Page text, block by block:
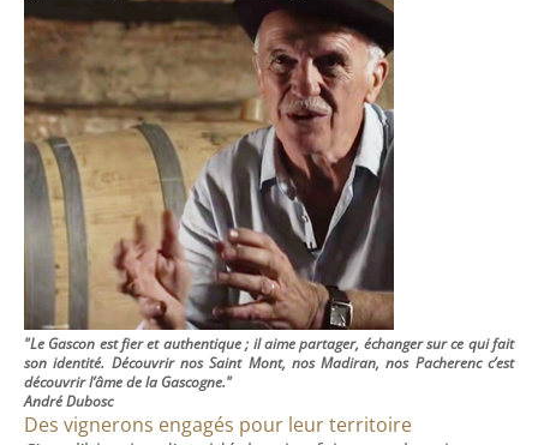
"Le Gascon est fier et authentique ; il aime partager, échanger sur ce qui fait
son identité. Découvrir nos Saint Mont, nos Madiran, nos Pacherenc c’est
découvrir l’âme de la Gascogne."
André Dubosc
Des vignerons engagés pour leur territoire